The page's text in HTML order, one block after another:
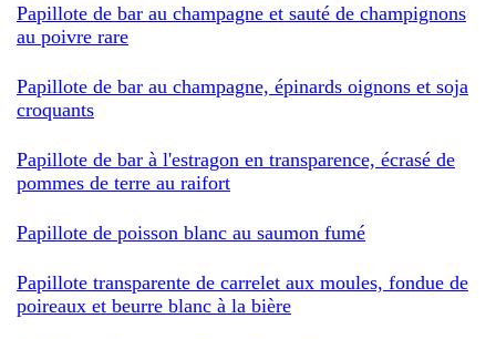
Papillote de bar au champagne et sauté de champignons
au poivre rare
Papillote de bar au champagne, épinards oignons et soja
croquants
Papillote de bar à l'estragon en transparence, écrasé de
pommes de terre au raifort
Papillote de poisson blanc au saumon fumé
Papillote transparente de carrelet aux moules, fondue de
poireaux et beurre blanc à la bière